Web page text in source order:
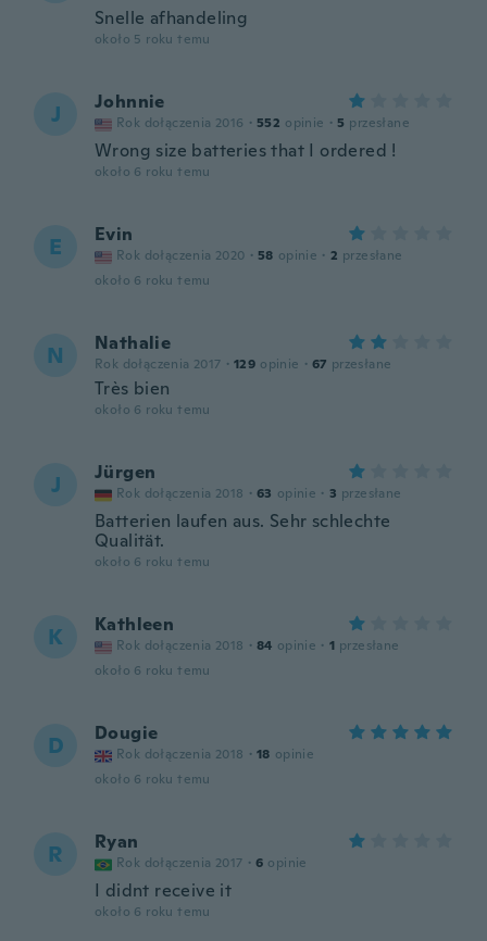
Snelle afhandeling
około 5 roku temu
J Johnnie
Rok dołączenia 2016 · 552 opinie · 5 przesłane
Wrong size batteries that I ordered !
około 6 roku temu
E Evin
Rok dołączenia 2020 · 58 opinie · 2 przesłane
około 6 roku temu
N Nathalie
Rok dołączenia 2017 · 129 opinie · 67 przesłane
Très bien
około 6 roku temu
J Jürgen
Rok dołączenia 2018 · 63 opinie · 3 przesłane
Batterien laufen aus. Sehr schlechte
Qualität.
około 6 roku temu
K Kathleen
Rok dołączenia 2018 · 84 opinie · 1 przesłane
około 6 roku temu
D Dougie
Rok dołączenia 2018 · 18 opinie
około 6 roku temu
R Ryan
Rok dołączenia 2017 · 6 opinie
I didnt receive it
około 6 roku temu